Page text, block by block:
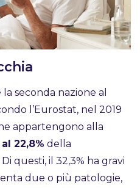
seconda nazione al
l’Eurostat, nel 2019
appartengono alla
22,8% della
questi, il 32,3% ha gravi
due o più patologie,